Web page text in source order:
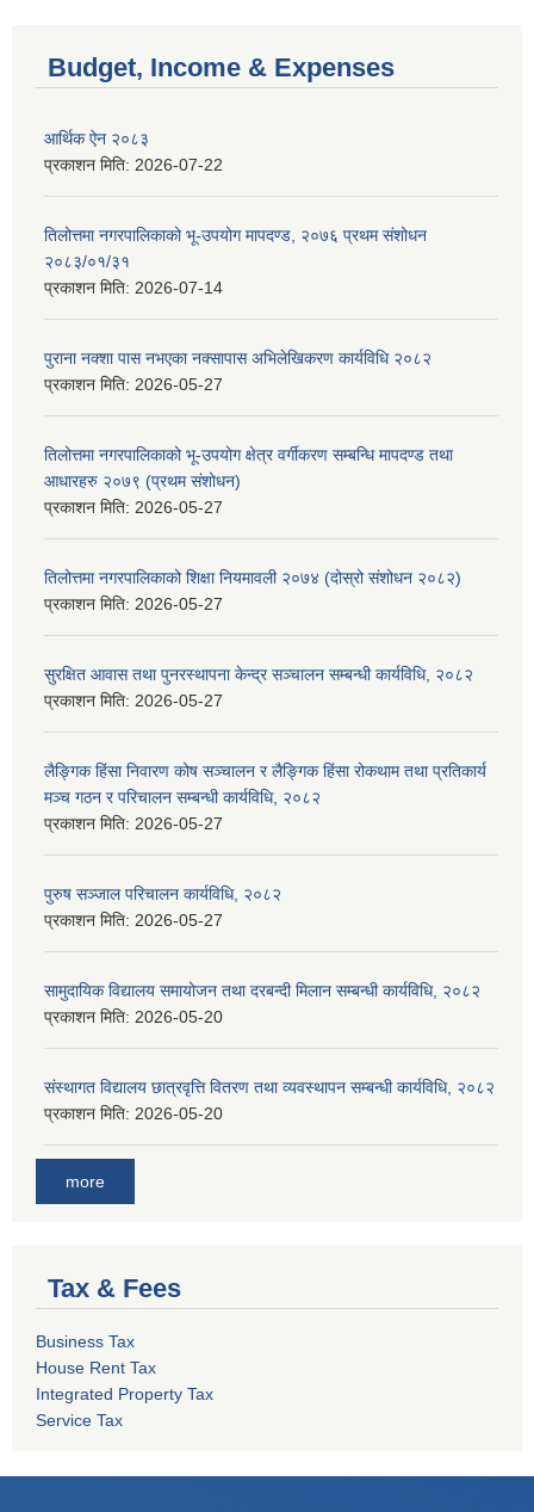
Budget, Income & Expenses
आर्थिक ऐन २०८३
प्रकाशन मिति: 2026-07-22
तिलोत्तमा नगरपालिकाको भू-उपयोग मापदण्ड, २०७६ प्रथम संशोधन
२०८३/०१/३१
प्रकाशन मिति: 2026-07-14
पुराना नक्शा पास नभएका नक्सापास अभिलेखिकरण कार्यविधि २०८२
प्रकाशन मिति: 2026-05-27
तिलोत्तमा नगरपालिकाको भू-उपयोग क्षेत्र वर्गीकरण सम्बन्धि मापदण्ड तथा
आधारहरु २०७९ (प्रथम संशोधन)
प्रकाशन मिति: 2026-05-27
तिलोत्तमा नगरपालिकाको शिक्षा नियमावली २०७४ (दोस्रो संशोधन २०८२)
प्रकाशन मिति: 2026-05-27
सुरक्षित आवास तथा पुनरस्थापना केन्द्र सञ्चालन सम्बन्धी कार्यविधि, २०८२
प्रकाशन मिति: 2026-05-27
लैङ्गिक हिंसा निवारण कोष सञ्चालन र लैङ्गिक हिंसा रोकथाम तथा प्रतिकार्य
मञ्च गठन र परिचालन सम्बन्धी कार्यविधि, २०८२
प्रकाशन मिति: 2026-05-27
पुरुष सञ्जाल परिचालन कार्यविधि, २०८२
प्रकाशन मिति: 2026-05-27
सामुदायिक विद्यालय समायोजन तथा दरबन्दी मिलान सम्बन्धी कार्यविधि, २०८२
प्रकाशन मिति: 2026-05-20
संस्थागत विद्यालय छात्रवृत्ति वितरण तथा व्यवस्थापन सम्बन्धी कार्यविधि, २०८२
प्रकाशन मिति: 2026-05-20
more
Tax & Fees
Business Tax
House Rent Tax
Integrated Property Tax
Service Tax